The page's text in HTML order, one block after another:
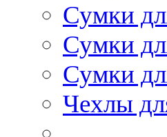
Сумки
Сумки
Сумки
Чехлы